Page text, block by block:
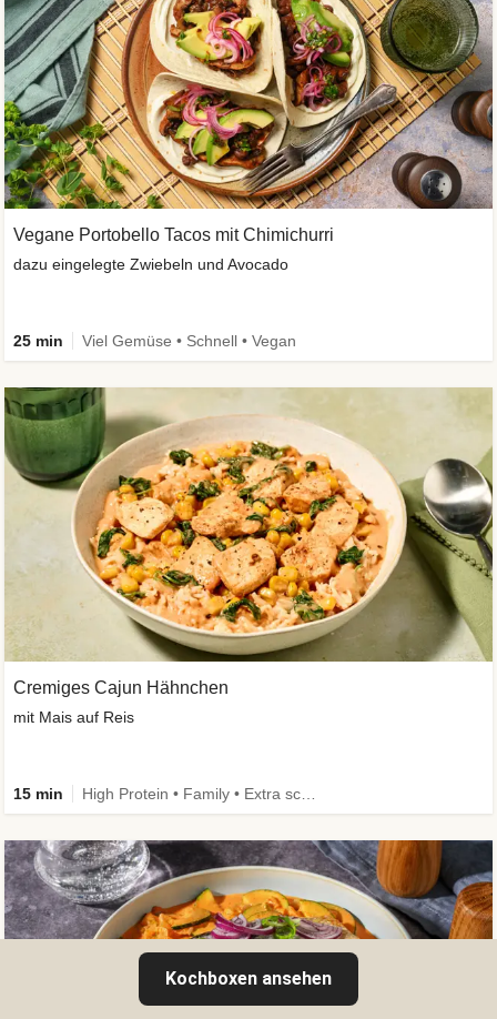
Vegane Portobello Tacos mit Chimichurri
dazu eingelegte Zwiebeln und Avocado
25 min Viel Gemüse • Schnell • Vegan
Cremiges Cajun Hähnchen
mit Mais auf Reis
15 min
Kochboxen ansehen